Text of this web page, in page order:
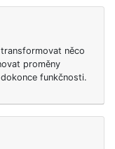
něco
proměny
funkčnosti.